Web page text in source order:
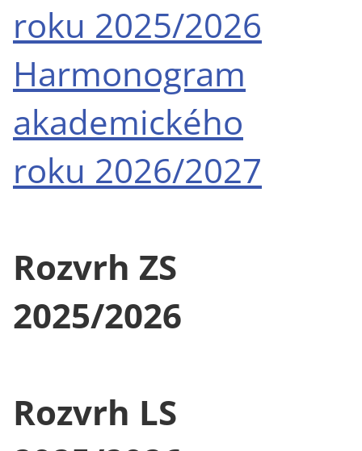
roku 2025/2026
Harmonogram
akademického
roku 2026/2027
Rozvrh ZS
2025/2026
Rozvrh LS